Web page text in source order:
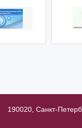
190020 , Санкт-